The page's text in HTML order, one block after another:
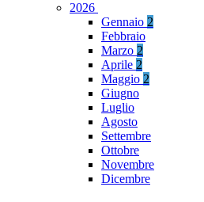
2026
Gennaio 2
Febbraio
Marzo 2
Aprile 2
Maggio 2
Giugno
Luglio
Agosto
Settembre
Ottobre
Novembre
Dicembre